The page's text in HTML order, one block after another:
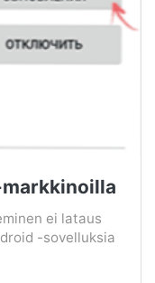
ei lataus
-sovelluksia